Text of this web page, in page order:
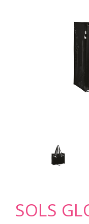
SOLS